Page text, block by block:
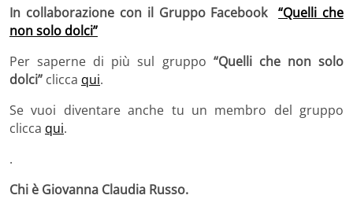
In collaborazione con il Gruppo Facebook
“Quelli che
non solo dolci”
Per saperne di più sul gruppo “Quelli che non solo
dolci” clicca qui.
Se vuoi diventare anche tu un membro del gruppo
clicca qui.
.
Chi è Giovanna Claudia Russo.